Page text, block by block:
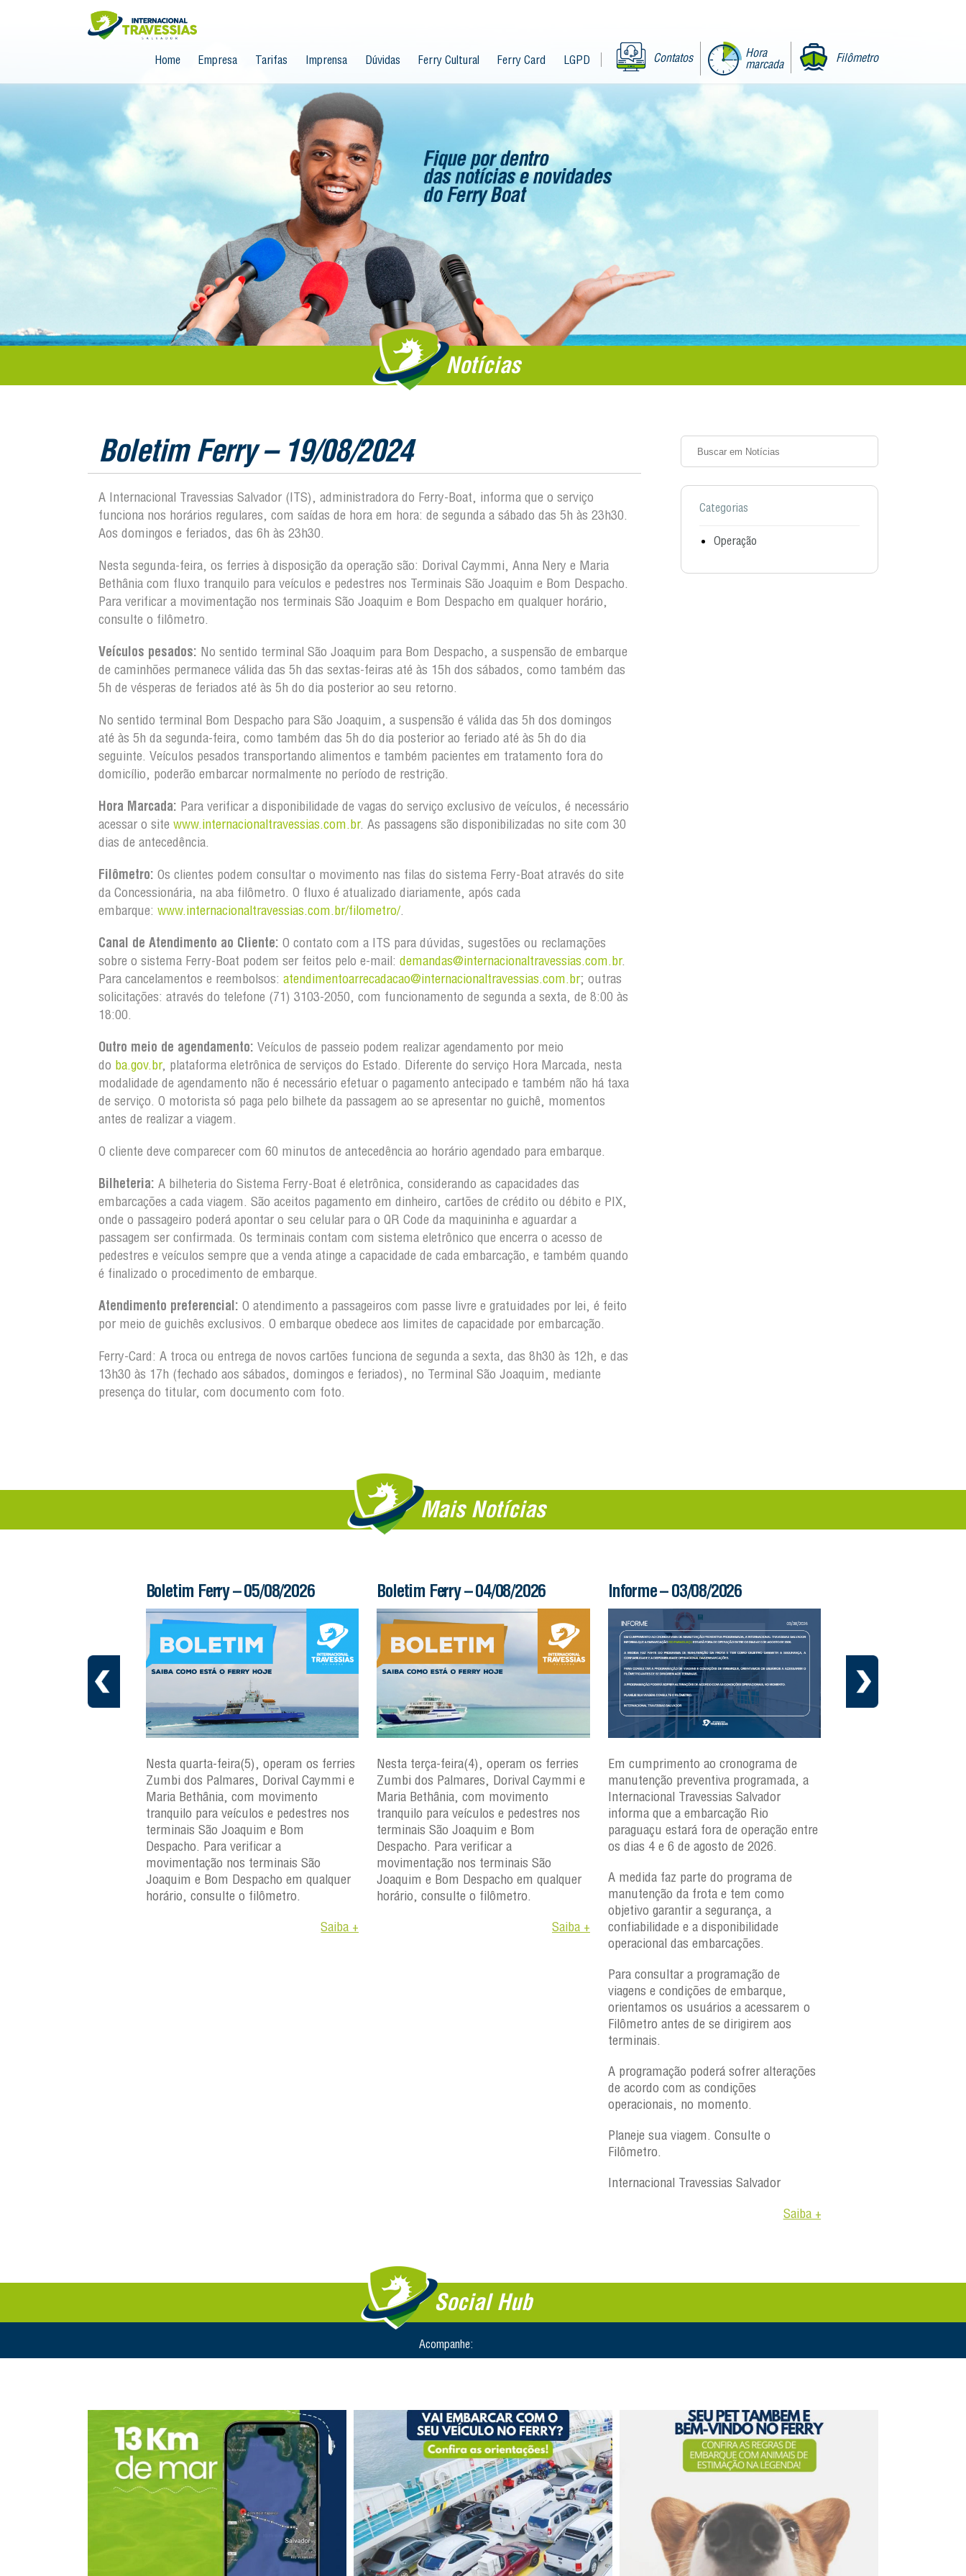
Contatos
Hora
marcada
Filômetro
Home Empresa Tarifas Imprensa Dúvidas Ferry Cultural Ferry Card LGPD
Notícias
Boletim Ferry – 19/08/2024
A Internacional Travessias Salvador (ITS), administradora do Ferry-Boat, informa que o serviço
funciona nos horários regulares, com saídas de hora em hora: de segunda a sábado das 5h às 23h30.
Aos domingos e feriados, das 6h às 23h30.
Nesta segunda-feira, os ferries à disposição da operação são: Dorival Caymmi, Anna Nery e Maria
Bethânia com fluxo tranquilo para veículos e pedestres nos Terminais São Joaquim e Bom Despacho.
Para verificar a movimentação nos terminais São Joaquim e Bom Despacho em qualquer horário,
consulte o filômetro.
Veículos pesados: No sentido terminal São Joaquim para Bom Despacho, a suspensão de embarque
de caminhões permanece válida das 5h das sextas-feiras até às 15h dos sábados, como também das
5h de vésperas de feriados até às 5h do dia posterior ao seu retorno.
No sentido terminal Bom Despacho para São Joaquim, a suspensão é válida das 5h dos domingos
até às 5h da segunda-feira, como também das 5h do dia posterior ao feriado até às 5h do dia
seguinte. Veículos pesados transportando alimentos e também pacientes em tratamento fora do
domicílio, poderão embarcar normalmente no período de restrição.
Hora Marcada: Para verificar a disponibilidade de vagas do serviço exclusivo de veículos, é necessário
acessar o site www.internacionaltravessias.com.br. As passagens são disponibilizadas no site com 30
dias de antecedência.
Filômetro: Os clientes podem consultar o movimento nas filas do sistema Ferry-Boat através do site
da Concessionária, na aba filômetro. O fluxo é atualizado diariamente, após cada
embarque: www.internacionaltravessias.com.br/filometro/.
Canal de Atendimento ao Cliente: O contato com a ITS para dúvidas, sugestões ou reclamações
sobre o sistema Ferry-Boat podem ser feitos pelo e-mail: demandas@internacionaltravessias.com.br.
Para cancelamentos e reembolsos: atendimentoarrecadacao@internacionaltravessias.com.br; outras
solicitações: através do telefone (71) 3103-2050, com funcionamento de segunda a sexta, de 8:00 às
18:00.
Outro meio de agendamento: Veículos de passeio podem realizar agendamento por meio
do ba.gov.br, plataforma eletrônica de serviços do Estado. Diferente do serviço Hora Marcada, nesta
modalidade de agendamento não é necessário efetuar o pagamento antecipado e também não há taxa
de serviço. O motorista só paga pelo bilhete da passagem ao se apresentar no guichê, momentos
antes de realizar a viagem.
O cliente deve comparecer com 60 minutos de antecedência ao horário agendado para embarque.
Bilheteria: A bilheteria do Sistema Ferry-Boat é eletrônica, considerando as capacidades das
embarcações a cada viagem. São aceitos pagamento em dinheiro, cartões de crédito ou débito e PIX,
onde o passageiro poderá apontar o seu celular para o QR Code da maquininha e aguardar a
passagem ser confirmada. Os terminais contam com sistema eletrônico que encerra o acesso de
pedestres e veículos sempre que a venda atinge a capacidade de cada embarcação, e também quando
é finalizado o procedimento de embarque.
Atendimento preferencial: O atendimento a passageiros com passe livre e gratuidades por lei, é feito
por meio de guichês exclusivos. O embarque obedece aos limites de capacidade por embarcação.
Ferry-Card: A troca ou entrega de novos cartões funciona de segunda a sexta, das 8h30 às 12h, e das
13h30 às 17h (fechado aos sábados, domingos e feriados), no Terminal São Joaquim, mediante
presença do titular, com documento com foto.
Categorias
Operação
Mais Notícias
Boletim Ferry – 05/08/2026
Nesta quarta-feira(5), operam os ferries
Zumbi dos Palmares, Dorival Caymmi e
Maria Bethânia, com movimento
tranquilo para veículos e pedestres nos
terminais São Joaquim e Bom
Despacho. Para verificar a
movimentação nos terminais São
Joaquim e Bom Despacho em qualquer
horário, consulte o filômetro.
Saiba +
Boletim Ferry – 04/08/2026
Nesta terça-feira(4), operam os ferries
Zumbi dos Palmares, Dorival Caymmi e
Maria Bethânia, com movimento
tranquilo para veículos e pedestres nos
terminais São Joaquim e Bom
Despacho. Para verificar a
movimentação nos terminais São
Joaquim e Bom Despacho em qualquer
horário, consulte o filômetro.
Saiba +
Informe – 03/08/2026
Em cumprimento ao cronograma de
manutenção preventiva programada, a
Internacional Travessias Salvador
informa que a embarcação Rio
paraguaçu estará fora de operação entre
os dias 4 e 6 de agosto de 2026.
A medida faz parte do programa de
manutenção da frota e tem como
objetivo garantir a segurança, a
confiabilidade e a disponibilidade
operacional das embarcações.
Para consultar a programação de
viagens e condições de embarque,
orientamos os usuários a acessarem o
Filômetro antes de se dirigirem aos
terminais.
A programação poderá sofrer alterações
de acordo com as condições
operacionais, no momento.
Planeje sua viagem. Consulte o
Filômetro.
Internacional Travessias Salvador
Saiba +
Social Hub
Acompanhe: